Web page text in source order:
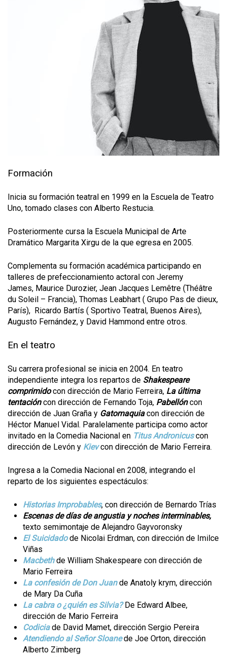
Formación
Inicia su formación teatral en 1999 en la Escuela de Teatro
Uno, tomado clases con Alberto Restucia.
Posteriormente cursa la Escuela Municipal de Arte
Dramático Margarita Xirgu de la que egresa en 2005.
Complementa su formación académica participando en
talleres de prefeccionamiento actoral con Jeremy
James, Maurice Durozier, Jean Jacques Lemêtre (Théâtre
du Soleil – Francia), Thomas Leabhart ( Grupo Pas de dieux,
París), Ricardo Bartís ( Sportivo Teatral, Buenos Aires),
Augusto Fernández, y David Hammond entre otros.
En el teatro
Su carrera profesional se inicia en 2004. En teatro
independiente integra los repartos de Shakespeare
comprimidocon dirección de Mario Ferreira, La última
tentacióncon dirección de Fernando Toja, Pabellóncon
dirección de Juan Graña y Gatomaquiacon dirección de
Héctor Manuel Vidal. Paralelamente participa como actor
invitado en la Comedia Nacional en Titus Andronicuscon
dirección de Levón y Kievcon dirección de Mario Ferreira.
Ingresa a la Comedia Nacional en 2008, integrando el
reparto de los siguientes espectáculos:
Historias Improbables, con dirección de Bernardo Trías
Escenas de días de angustia y noches interminables,
texto semimontaje de Alejandro Gayvoronsky
El Suicidadode Nicolai Erdman, con dirección de Imilce
Viñas
Macbethde William Shakespeare con dirección de
Mario Ferreira
La confesión de Don Juande Anatoly krym, dirección
de Mary Da Cuña
La cabra o ¿quién es Silvia?De Edward Albee,
dirección de Mario Ferreira
Codiciade David Mamet, dirección Sergio Pereira
Atendiendo al Señor Sloanede Joe Orton, dirección
Alberto Zimberg